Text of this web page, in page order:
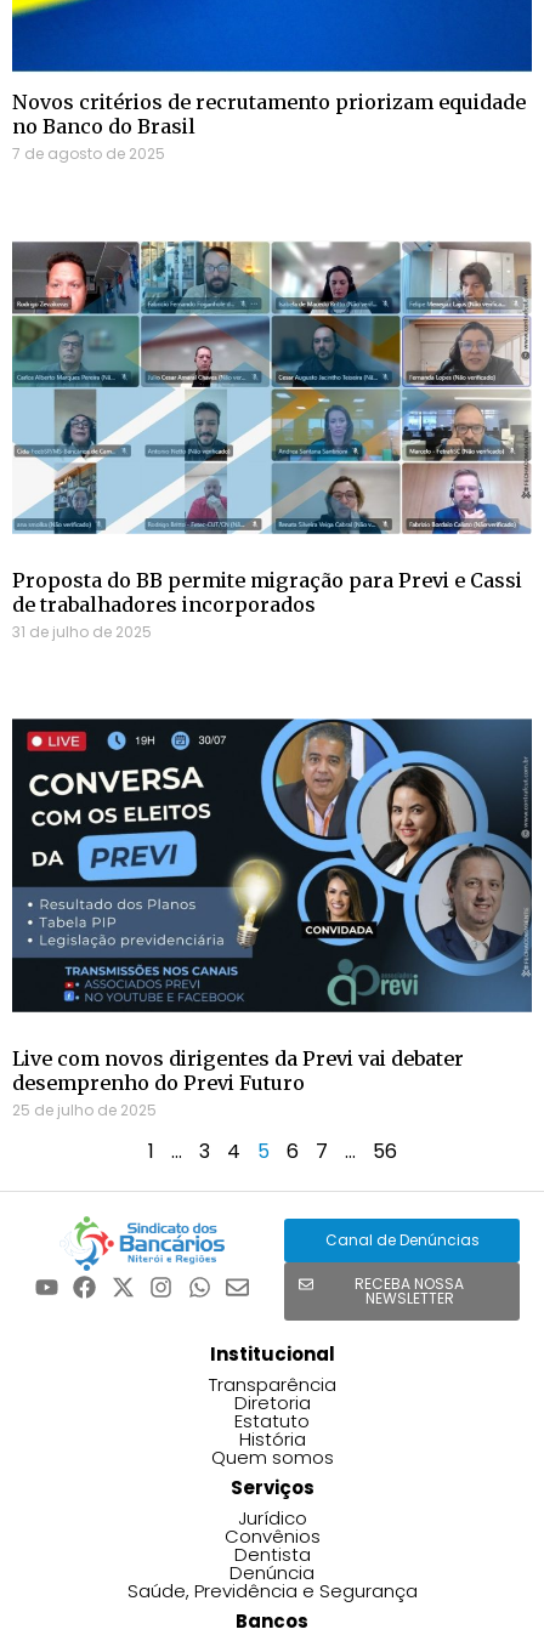
Novos critérios de recrutamento priorizam equidade
no Banco do Brasil
7 de agosto de 2025
Proposta do BB permite migração para Previ e Cassi
de trabalhadores incorporados
31 de julho de 2025
Live com novos dirigentes da Previ vai debater
desemprenho do Previ Futuro
25 de julho de 2025
1 … 3 4 5 6 7 … 56
Canal de Denúncias
RECEBA NOSSA
NEWSLETTER
Institucional
Transparência
Diretoria
Estatuto
História
Quem somos
Serviços
Jurídico
Convênios
Dentista
Denúncia
Saúde, Previdência e Segurança
Bancos